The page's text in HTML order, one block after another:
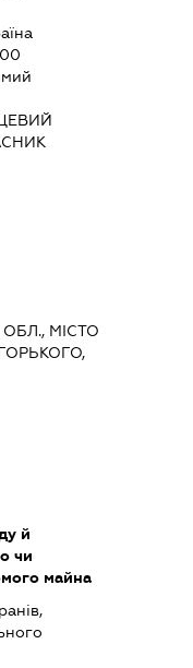
МІСТО
й
чи
майна